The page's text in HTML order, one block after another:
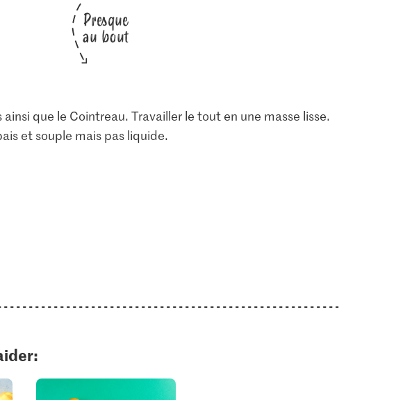
Presque
au bout
que le Cointreau. Travailler le tout en une masse lisse.
et souple mais pas liquide.